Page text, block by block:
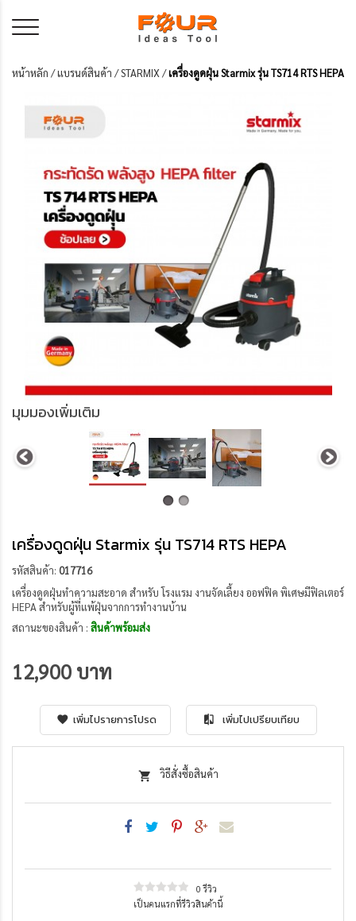
หน้าหลัก /แบรนด์สินค้า /STARMIX /เครื่องดูดฝุ่น Starmix รุ่น TS714 RTS HEPA
มุมมองเพิ่มเติม
เครื่องดูดฝุ่น Starmix รุ่น TS714 RTS HEPA
รหัสสินค้า: 017716
เครื่องดูดฝุ่นทำความสะอาด สำหรับ โรงแรม งานจัดเลี้ยง ออฟฟิค พิเศษมีฟิลเตอร์
HEPA สำหรับผู้ที่แพ้ฝุ่นจากการทำงานบ้าน
สถานะของสินค้า : สินค้าพร้อมส่ง
12,900 บาท
เพิ่มไปรายการโปรด เพิ่มไปเปรียบเทียบ
วิธีสั่งซื้อสินค้า
0 รีวิว
เป็นคนแรกที่รีวิวสินค้านี้